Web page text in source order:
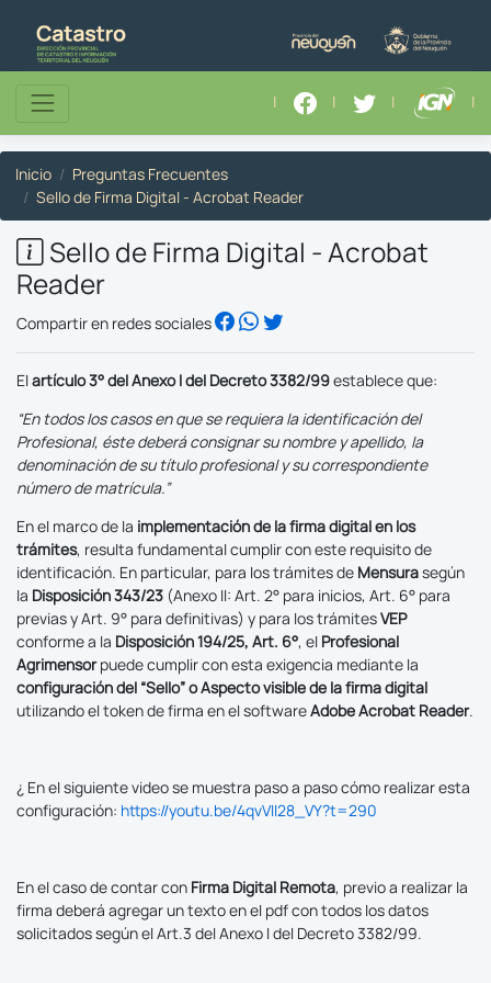
| | | |
Inicio
Preguntas Frecuentes
Sello de Firma Digital - Acrobat Reader
Sello de Firma Digital - Acrobat
Reader
Compartir en redes sociales
Elartículo 3° del Anexo I del Decreto 3382/99establece que:
“En todos los casos en que se requiera la identificación del
Profesional, éste deberá consignar su nombre y apellido, la
denominación de su título profesional y su correspondiente
número de matrícula.”
En el marco de la implementación de la firma digital en los
trámites, resulta fundamental cumplir con este requisito de
identificación. En particular, para los trámites de Mensurasegún
la Disposición 343/23 (Anexo II: Art. 2° para inicios, Art. 6° para
previas y Art. 9° para definitivas) y para los trámitesVEP
conforme a la Disposición 194/25, Art. 6°, el Profesional
Agrimensorpuede cumplir con esta exigencia mediante la
configuración del “Sello” o Aspecto visible de la firma digital
utilizando el token de firma en el softwareAdobe Acrobat Reader.
¿ En el siguiente video se muestra paso a paso cómo realizar esta
configuración: https://youtu.be/4qvVII28_VY?t=290
En el caso de contar con Firma Digital Remota, previo a realizar la
firma deberá agregar un texto en el pdf con todos los datos
solicitados según el Art.3 del Anexo I del Decreto 3382/99.